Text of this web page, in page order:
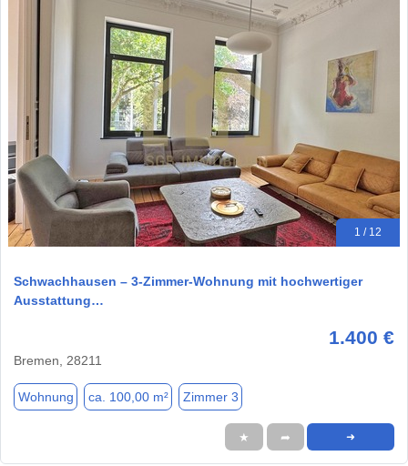
1 / 12
Schwachhausen – 3-Zimmer-Wohnung mit hochwertiger
Ausstattung…
1.400 €
Bremen, 28211
Wohnung ca. 100,00 m² Zimmer 3
★ ➦ ➜